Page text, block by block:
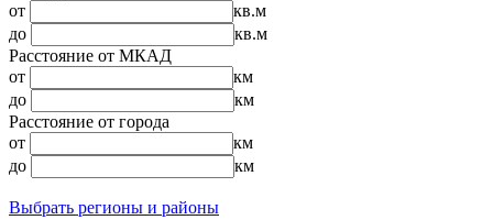
от
кв.м
до
кв.м
Расстояние от МКАД
от
км
до
км
Расстояние от города
от
км
до
км
Выбрать регионы и районы